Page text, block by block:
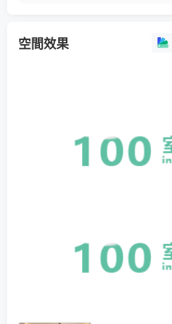
空間效果